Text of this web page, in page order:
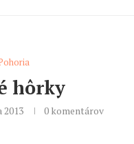
hôrky
2013 0 komentárov